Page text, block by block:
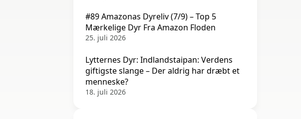
#89 Amazonas Dyreliv (7/9) – Top 5
Mærkelige Dyr Fra Amazon Floden
25. juli 2026
Lytternes Dyr: Indlandstaipan: Verdens
giftigste slange – Der aldrig har dræbt et
menneske?
18. juli 2026